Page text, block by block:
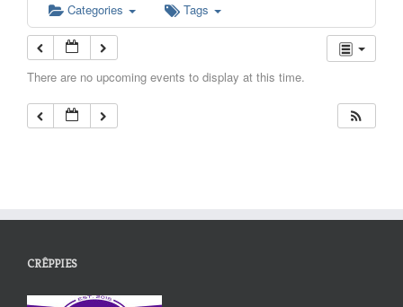
Categories Tags
There are no upcoming events to display at this time.
CRÊPPIES